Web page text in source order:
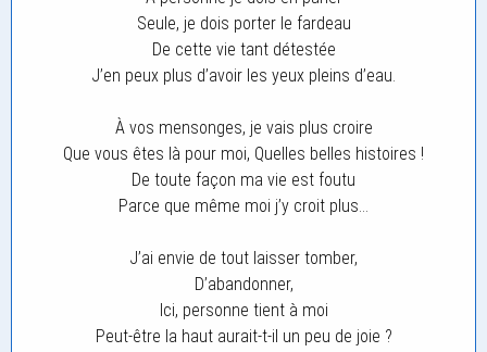
Seule, je dois porter le fardeau
De cette vie tant détestée
J’en peux plus d’avoir les yeux pleins d’eau.
À vos mensonges, je vais plus croire
Que vous êtes là pour moi, Quelles belles histoires !
De toute façon ma vie est foutu
Parce que même moi j’y croit plus…
J’ai envie de tout laisser tomber,
D’abandonner,
Ici, personne tient à moi
Peut-être la haut aurait-t-il un peu de joie ?